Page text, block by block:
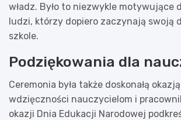
władz. Było to niezwykle motywujące
ludzi, którzy dopiero zaczynają swoją
szkole.
Podziękowania dla
Ceremonia była także doskonałą
wdzięczności nauczycielom i
okazji Dnia Edukacji Narodowej